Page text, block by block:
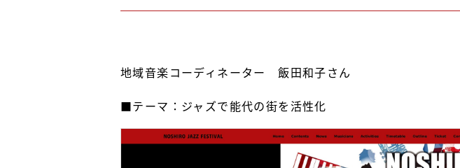
地域音楽コーディネーター 飯田和子さん
■テーマ：ジャズで能代の街を活性化